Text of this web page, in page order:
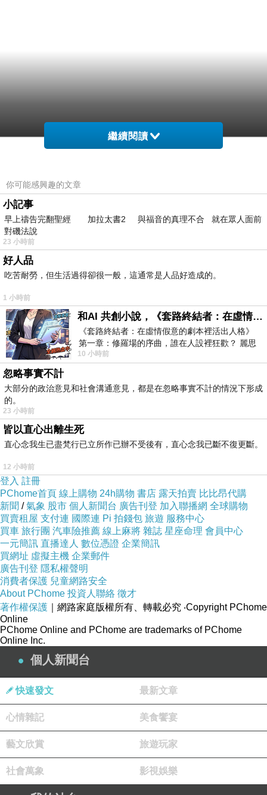
繼續閱讀
你可能感興趣的文章
小記事
早上禱告完翻聖經 加拉太書2 與福音的真理不合 就在眾人面前
對磯法說
23 小時前
好人品
吃苦耐勞，但生活過得卻很一般，這通常是人品好造成的。
1 小時前
和AI 共創小說，《套路終結者：在虛情假意的劇本裡活出人格》
《套路終結者：在虛情假意的劇本裡活出人格》
第一章：修羅場的序曲，誰在人設裡狂歡？ 麗思
卡爾頓酒店的總統套房內，燈光昏
10 小時前
忽略事實不計
大部分的政治意見和社會溝通意見，都是在忽略事實不計的情況下形成
的。
23 小時前
皆以直心出離生死
直心念我生已盡梵行已立所作已辦不受後有，直心念我已斷不復更斷。
12 小時前
登入 註冊
PChome首頁 線上購物 24h購物 書店 露天拍賣 比比昂代購
新聞 /氣象 股市 個人新聞台 廣告刊登 加入聯播網 全球購物
買賣租屋 支付連 國際連 Pi 拍錢包 旅遊 服務中心
買車 旅行團 汽車險推薦 線上麻將 雜誌 星座命理 會員中心
一元簡訊 直播達人 數位憑證 企業簡訊
買網址 虛擬主機 企業郵件
廣告刊登 隱私權聲明
消費者保護 兒童網路安全
About PChome 投資人聯絡 徵才
著作權保護 ｜網路家庭版權所有、轉載必究 ‧Copyright PChome
Online
PChome Online and PChome are trademarks of PChome
Online Inc.
個人新聞台
快速發文 最新文章
心情雜記 美食饗宴
藝文欣賞 旅遊玩家
社會萬象 影視娛樂